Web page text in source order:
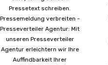
Pressetext schreiben.
Pressemeldung verbreiten -
Presseverteiler Agentur: Mit
unseren Presseverteiler
Agentur erleichtern wir Ihre
Auffindbarkeit Ihrer